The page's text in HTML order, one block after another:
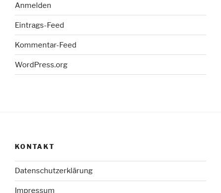
Anmelden
Eintrags-Feed
Kommentar-Feed
WordPress.org
KONTAKT
Datenschutzerklärung
Impressum